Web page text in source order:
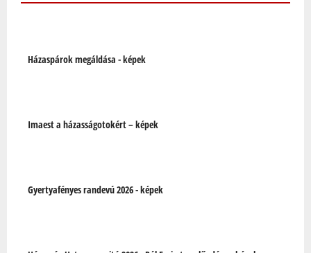
Házaspárok megáldása - képek
Imaest a házasságotokért – képek
Gyertyafényes randevú 2026 - képek